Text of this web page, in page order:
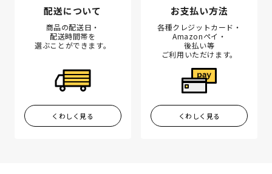
配送について
商品の配送日・
配送時間帯を
選ぶことができます。
くわしく見る
お支払い方法
各種クレジットカード・
Amazonペイ・
後払い等
ご利用いただけます。
くわしく見る